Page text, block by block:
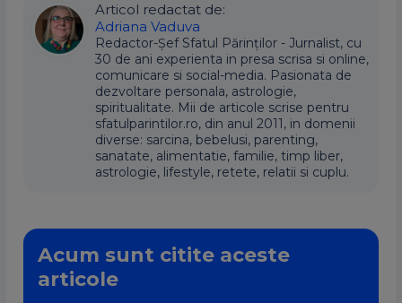
Articol redactat de:
Adriana Vaduva
Redactor-Șef Sfatul Părinților - Jurnalist, cu
30 de ani experienta in presa scrisa si online,
comunicare si social-media. Pasionata de
dezvoltare personala, astrologie,
spiritualitate. Mii de articole scrise pentru
sfatulparintilor.ro, din anul 2011, in domenii
diverse: sarcina, bebelusi, parenting,
sanatate, alimentatie, familie, timp liber,
astrologie, lifestyle, retete, relatii si cuplu.
Acum sunt citite aceste
articole